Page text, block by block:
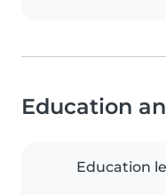
Education
Education